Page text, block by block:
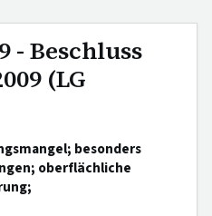
- Beschluss
(LG
besonders
oberflächliche